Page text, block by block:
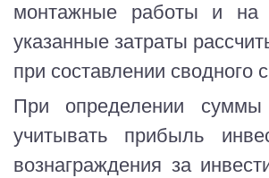
монтажные работы и на
указанные затраты
при составлении сводного
При определении суммы
учитывать прибыль
вознаграждения за